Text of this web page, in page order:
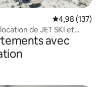
Évaluation
4,98 (137)
de JET SKI et
avec